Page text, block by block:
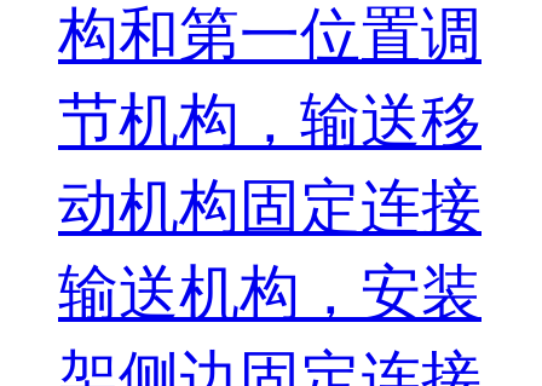
构和第一位置调
节机构，输送移
动机构固定连接
输送机构，安装